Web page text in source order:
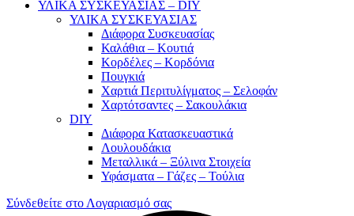
ΥΛΙΚΑ ΣΥΣΚΕΥΑΣΙΑΣ – DIY
ΥΛΙΚΑ ΣΥΣΚΕΥΑΣΙΑΣ
Διάφορα Συσκευασίας
Καλάθια – Κουτιά
Κορδέλες – Κορδόνια
Πουγκιά
Χαρτιά Περιτυλίγματος – Σελοφάν
Χαρτότσαντες – Σακουλάκια
DIY
Διάφορα Κατασκευαστικά
Λουλουδάκια
Μεταλλικά – Ξύλινα Στοιχεία
Υφάσματα – Γάζες – Τούλια
Σύνδεθείτε στο Λογαριασμό σας